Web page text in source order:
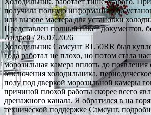
получила полную информацию об
или вызове мастера для установки
Представлен полный пакет документов,
Андрей/ 26.07.2026
Холодильник Самсунг RL50RR был
года работал не плохо, но потом стала
морозильная камера вплоть до
отключения холодильника,
полу под дверкой морозильной камеры
причиной плохой работы скорее всего
дренажного канала. Я обратился в на
технической поддержке Самсунг,